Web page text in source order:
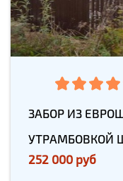
ЗАБОР ИЗ
УТРАМБОВКОЙ
252 000 руб